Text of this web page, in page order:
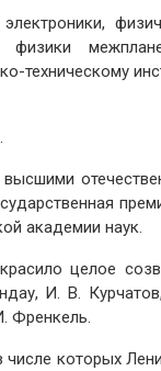
физики
техническому
академии наук.
целое
И. В.
Френкель.
которых